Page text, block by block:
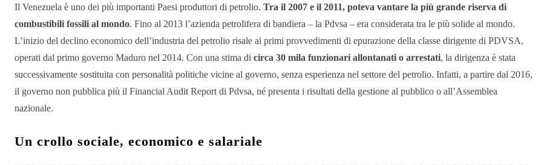
Il Venezuela è uno dei più importanti Paesi produttori di petrolio. Tra il 2007 e il 2011, poteva vantare la più grande riserva di
combustibili fossili al mondo. Fino al 2013 l’azienda petrolifera di bandiera – la Pdvsa – era considerata tra le più solide al mondo.
L’inizio del declino economico dell’industria del petrolio risale ai primi provvedimenti di epurazione della classe dirigente di PDVSA,
operati dal primo governo Maduro nel 2014. Con una stima di circa 30 mila funzionari allontanati o arrestati, la dirigenza è stata
successivamente sostituita con personalità politiche vicine al governo, senza esperienza nel settore del petrolio. Infatti, a partire dal 2016,
il governo non pubblica più il Financial Audit Report di Pdvsa, né presenta i risultati della gestione al pubblico o all’Assemblea
nazionale.
Un crollo sociale, economico e salariale